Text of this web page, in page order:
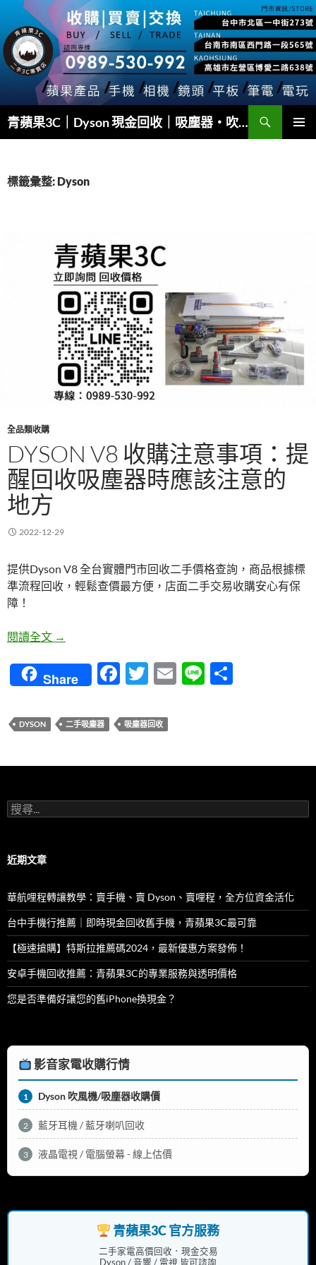
主
要
青蘋果3C｜Dyson 現金回收｜吸塵器・吹風機・Airwrap 快速估價
搜
尋
標籤彙整: Dyson
全品類收購
DYSON V8 收購注意事項：提
醒回收吸塵器時應該注意的
地方
2022-12-29
提供Dyson V8 全台實體門市回收二手價格查詢，商品根據標
準流程回收，輕鬆查價最方便，店面二手交易收購安心有保
障！
閱讀全文 Dyson V8 收購注意事項：提醒回收吸塵器時應該注
→
Share
F
e
o
k
T
itt
E
Li
DYSON 二手吸塵器 吸塵器回收
搜
尋
字:
近期文章
華航哩程轉讓教學：賣手機、賣 Dyson、賣哩程，全方位資金活化
台中手機行推薦｜即時現金回收舊手機，青蘋果3C最可靠
【極速搶購】特斯拉推薦碼2024，最新優惠方案發佈！
安卓手機回收推薦：青蘋果3C的專業服務與透明價格
您是否準備好讓您的舊iPhone換現金？
影音家電收購行情
1 Dyson 吹風機/吸塵器收購價
2 藍牙耳機 / 藍牙喇叭回收
3 液晶電視 / 電腦螢幕 - 線上估價
青蘋果3C 官方服務
二手家電高價回收．現金交易
Dyson / 音響 / 電視 皆可諮詢